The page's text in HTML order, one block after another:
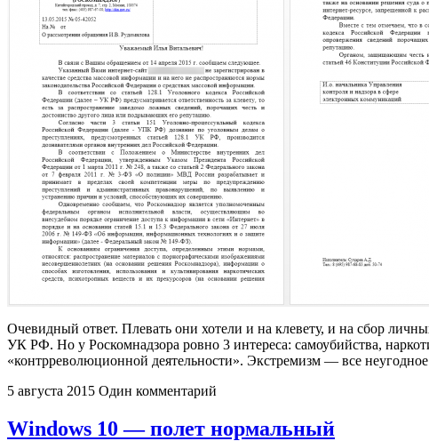
Очевидный ответ. Плевать они хотели и на клевету, и на сбор
УК РФ. Но у Роскомнадзора ровно 3 интереса: самоубийства,
«контрреволюционной деятельности». Экстремизм — все
5 августа 2015 Один комментарий
Windows 10 — полет нормальный